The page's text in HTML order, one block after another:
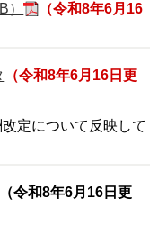
）
（令和8年6月16
（令和8年6月16日更
定について反映して
（令和8年6月16日更